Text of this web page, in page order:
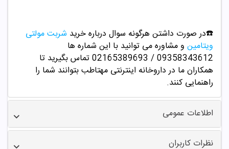
☎️در صورت داشتن هرگونه سوال درباره خرید شربت مولتی
ویتامین و مشاوره می توانید با این شماره ها
09358343612 / 02165389693
تماس بگیرید تا
همکاران ما در داروخانه اینترنتی مهتاطب بتوانند شما را
راهنمایی کنند.
اطلاعات عمومی
نظرات کاربران